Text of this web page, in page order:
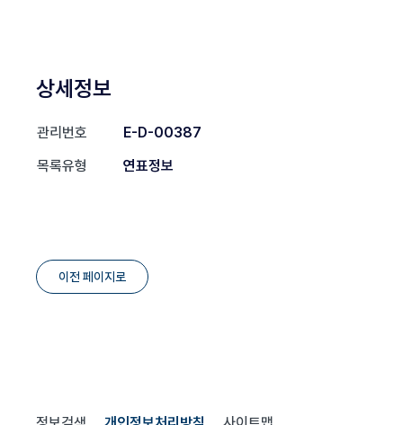
상세정보
관리번호
E-D-00387
목록유형
연표정보
이전 페이지로